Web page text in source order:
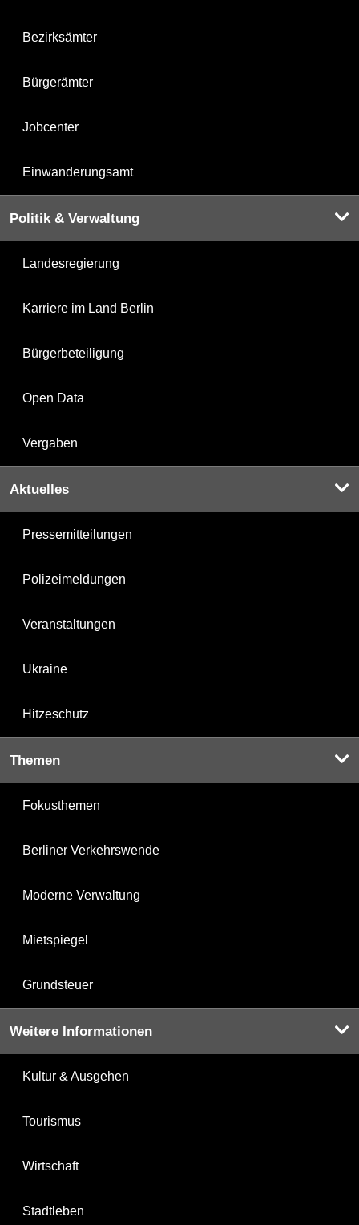
Bezirksämter
Bürgerämter
Jobcenter
Einwanderungsamt
Politik & Verwaltung
Landesregierung
Karriere im Land Berlin
Bürgerbeteiligung
Open Data
Vergaben
Aktuelles
Pressemitteilungen
Polizeimeldungen
Veranstaltungen
Ukraine
Hitzeschutz
Themen
Fokusthemen
Berliner Verkehrswende
Moderne Verwaltung
Mietspiegel
Grundsteuer
Weitere Informationen
Kultur & Ausgehen
Tourismus
Wirtschaft
Stadtleben